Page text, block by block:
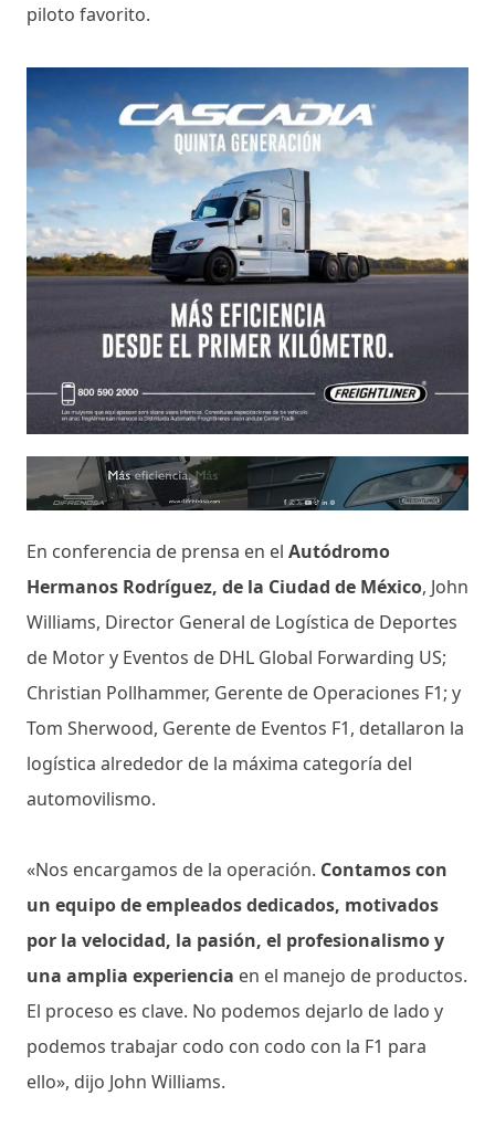
piloto favorito.
En conferencia de prensa en el Autódromo
Hermanos Rodríguez, de la Ciudad de México, John
Williams, Director General de Logística de Deportes
de Motor y Eventos de DHL Global Forwarding US;
Christian Pollhammer, Gerente de Operaciones F1; y
Tom Sherwood, Gerente de Eventos F1, detallaron la
logística alrededor de la máxima categoría del
automovilismo.
«Nos encargamos de la operación. Contamos con
un equipo de empleados dedicados, motivados
por la velocidad, la pasión, el profesionalismo y
una amplia experiencia en el manejo de productos.
El proceso es clave. No podemos dejarlo de lado y
podemos trabajar codo con codo con la F1 para
ello», dijo John Williams.